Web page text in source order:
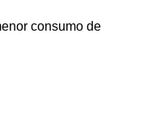
consumo de